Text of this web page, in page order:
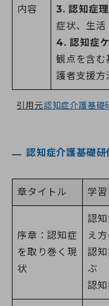
内容
3. 認知症
症状、生活
4. 認知症
観点を含む
護者支援方
引用元認知症介護基礎
認知症介護基礎
章タイトル 学
序章：認知症
を取り巻く現
状
認
え
認
ぶ
認